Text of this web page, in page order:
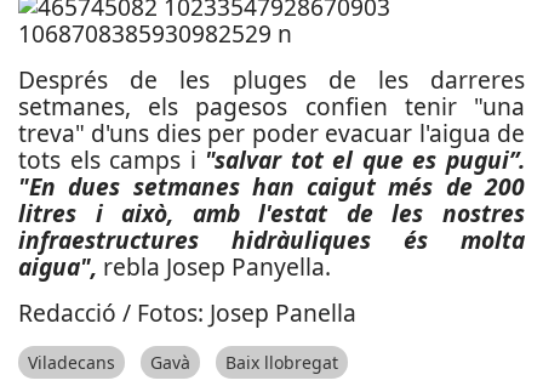
Després de les pluges de les darreres
setmanes, els pagesos confien tenir "una
treva" d'uns dies per poder evacuar l'aigua de
tots els camps i "salvar tot el que es pugui”.
"En dues setmanes han caigut més de 200
litres i això, amb l'estat de les nostres
infraestructures hidràuliques és molta
aigua", rebla Josep Panyella.
Redacció / Fotos: Josep Panella
Viladecans Gavà Baix llobregat